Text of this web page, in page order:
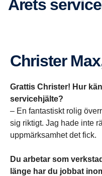
Årets
Christer
Grattis Christer! Hur
servicehjälte?
– En fantastiskt rolig
sig riktigt. Jag hade inte
uppmärksamhet det fick.
Du arbetar som
länge har du jobbat